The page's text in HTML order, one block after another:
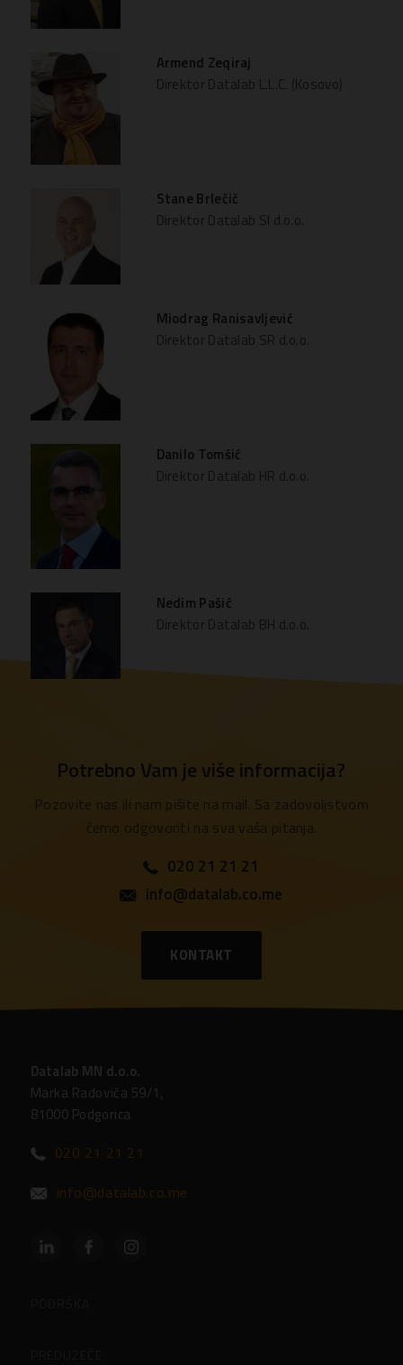
Armend Zeqiraj
Direktor Datalab L.L.C. (Kosovo)
Stane Brlečič
Direktor Datalab SI d.o.o.
Miodrag Ranisavljević
Direktor Datalab SR d.o.o.
Danilo Tomšić
Direktor Datalab HR d.o.o.
Nedim Pašić
Direktor Datalab BH d.o.o.
Potrebno Vam je više informacija?
Pozovite nas ili nam pišite na mail. Sa zadovoljstvom
ćemo odgovoriti na sva vaša pitanja.
020 21 21 21
info@datalab.co.me
KONTAKT
Datalab MN d.o.o.
Marka Radovića 59/1,
81000 Podgorica
020 21 21 21
info@datalab.co.me